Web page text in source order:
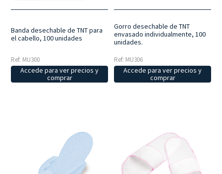
Banda desechable de TNT para
el cabello, 100 unidades
Ref: MU300
Accede para ver precios y
comprar
Gorro desechable de TNT
envasado individualmente, 100
unidades.
Ref: MU306
Accede para ver precios y
comprar